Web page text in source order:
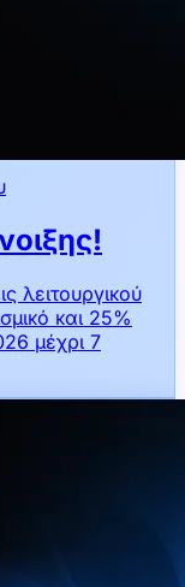
λειτουργικού
και 25%
μέχρι 7